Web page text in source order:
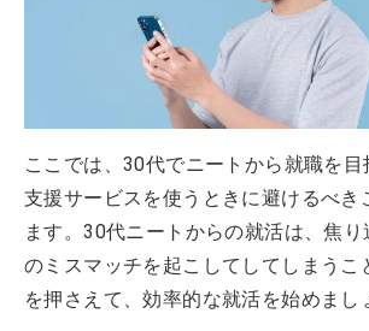
ここでは、30代でニートから就職を
支援サービスを使うときに避けるべき
ます。30代ニートからの就活は、焦り
のミスマッチを起こしてしてしまうこ
を押さえて、効率的な就活を始めまし